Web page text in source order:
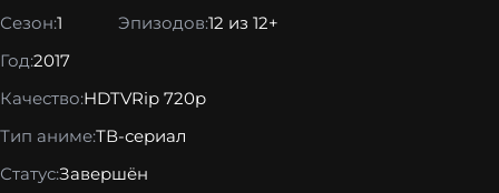
Сезон:1 Эпизодов:12 из 12+
Год:2017
Качество:HDTVRip 720p
Тип аниме:ТВ-сериал
Статус:Завершён